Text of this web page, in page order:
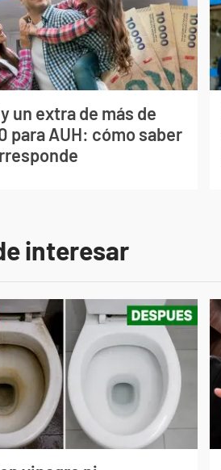
un extra de más de
para AUH: cómo saber
interesar